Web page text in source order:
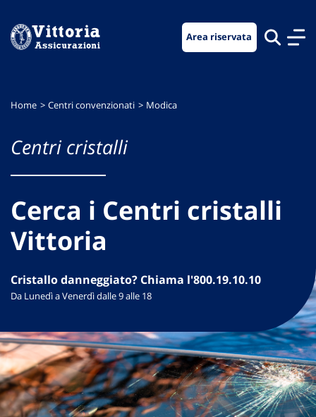
menu
contenuto
footer
Area riservata
Home Centri convenzionati Modica
Centri cristalli
Cerca i Centri cristalli
Vittoria
Cristallo danneggiato? Chiama l'800.19.10.10
Da Lunedì a Venerdì dalle 9 alle 18